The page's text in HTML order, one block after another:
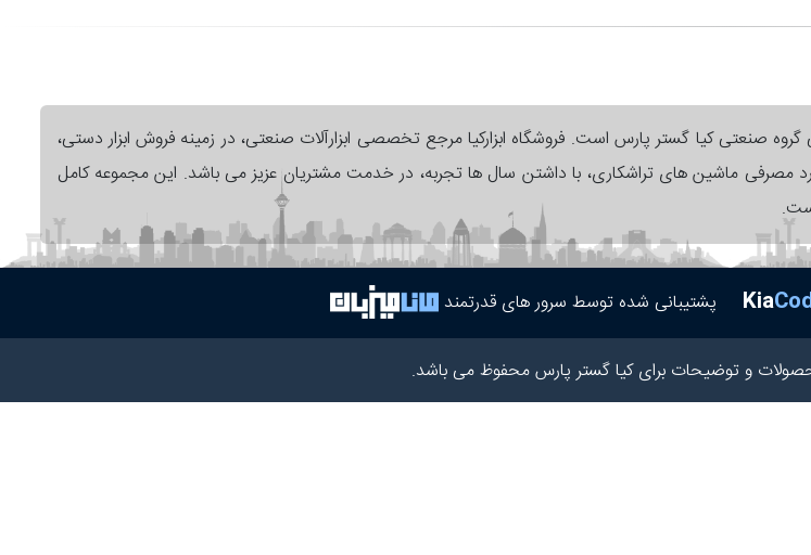
گروه صنعتی کیا گستر پارس است. فروشگاه ابزارکیا مرجع تخصصی ابزارآلات صنعتی، در زمینه فروش ابزار دستی،
موارد مصرفی ماشین های تراشکاری، با داشتن سال ها تجربه، در خدمت مشتریان عزیز می باشد. این مجموعه کامل
Kia پشتیبانی شده توسط سرور های قدرتمند
و توضیحات برای کیا گستر پارس محفوظ می باشد.